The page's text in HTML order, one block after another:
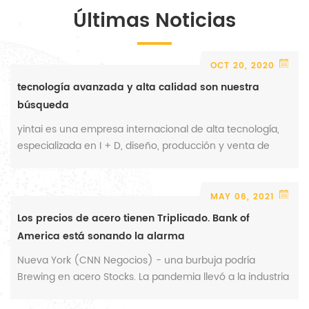
certificados 3. nuestros equipos de inspección 4. nuestro
Últimas Noticias
OCT 20, 2020
tecnología avanzada y alta calidad son nuestra
búsqueda
yintai es una empresa internacional de alta tecnología,
especializada en I + D, diseño, producción y venta de
excavadoras y excavadoras, la competencia será más
feroz. por lo tanto, es imperativo mejorar las ventajas de
nosotros desde la compra de materias primas, I + D,
diseño, fabricación hasta el embalaje final. En los últimos
años, hemos aumentado la contribución del fondo de I +
D y organizado un excelente equipo de I + D para
MAY 06, 2021
Los precios de acero tienen Triplicado. Bank of
America está sonando la alarma
Nueva York (CNN Negocios) - una burbuja podría
Brewing en acero Stocks. La pandemia llevó a la industria